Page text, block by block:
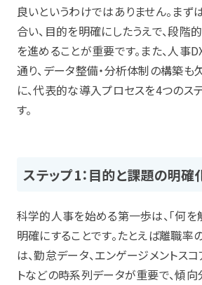
良いというわけではありません。ま
合い、目的を明確にしたうえで、段階
を進めることが重要です。また、人事
通り、データ整備・分析体制の構築も
に、代表的な導入プロセスを4つのス
す。
ステップ1：目的と課題の明確
科学的人事を始める第一歩は、「何を
明確にすることです。たとえば離職
は、勤怠データ、エンゲージメントス
トなどの時系列データが重要で、傾